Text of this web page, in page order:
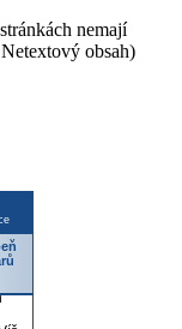
nemají
obsah)